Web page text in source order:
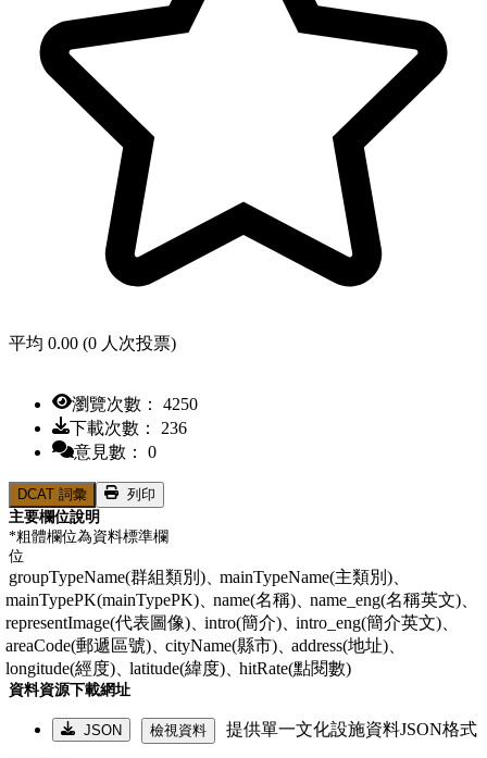
平均 0.00 (0 人次投票)
瀏覽次數： 4250
下載次數： 236
意見數： 0
DCAT 詞彙
列印
主要欄位說明
*粗體欄位為資料標準欄
位
groupTypeName(群組類別)、mainTypeName(主類別)、
mainTypePK(mainTypePK)、name(名稱)、name_eng(名稱英文)、
representImage(代表圖像)、intro(簡介)、intro_eng(簡介英文)、
areaCode(郵遞區號)、cityName(縣市)、address(地址)、
longitude(經度)、latitude(緯度)、hitRate(點閱數)
資料資源下載網址
JSON 檢視資料 提供單一文化設施資料JSON格式